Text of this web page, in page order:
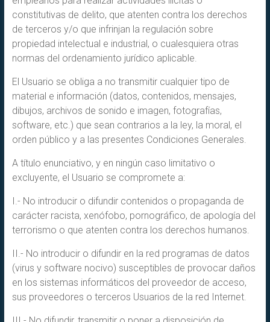
constitutivas de delito, que atenten contra los derechos
de terceros y/o que infrinjan la regulación sobre
propiedad intelectual e industrial, o cualesquiera otras
normas del ordenamiento jurídico aplicable.
El Usuario se obliga a no transmitir cualquier tipo de
material e información (datos, contenidos, mensajes,
dibujos, archivos de sonido e imagen, fotografías,
software, etc.) que sean contrarios a la ley, la moral, el
orden público y a las presentes Condiciones Generales.
A título enunciativo, y en ningún caso limitativo o
excluyente, el Usuario se compromete a:
I.- No introducir o difundir contenidos o propaganda de
carácter racista, xenófobo, pornográfico, de apología del
terrorismo o que atenten contra los derechos humanos.
II.- No introducir o difundir en la red programas de datos
(virus y software nocivo) susceptibles de provocar daños
en los sistemas informáticos del proveedor de acceso,
sus proveedores o terceros Usuarios de la red Internet.